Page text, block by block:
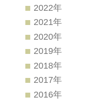
2022年
2021年
2020年
2019年
2018年
2017年
2016年